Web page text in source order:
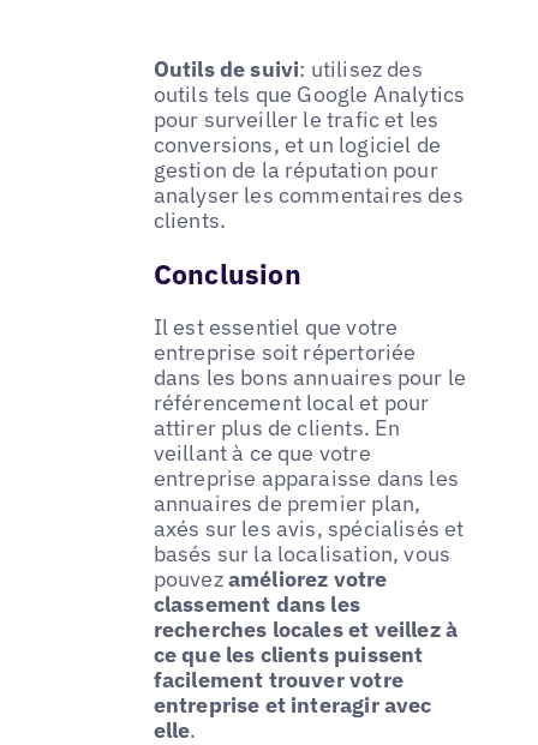
Outils de suivi: utilisez des
outils tels que Google Analytics
pour surveiller le trafic et les
conversions, et un logiciel de
gestion de la réputation pour
analyser les commentaires des
clients.
Conclusion
Il est essentiel que votre
entreprise soit répertoriée
dans les bons annuaires pour le
référencement local et pour
attirer plus de clients. En
veillant à ce que votre
entreprise apparaisse dans les
annuaires de premier plan,
axés sur les avis, spécialisés et
basés sur la localisation, vous
pouvezaméliorez votre
classement dans les
recherches locales et veillez à
ce que les clients puissent
facilement trouver votre
entreprise et interagir avec
elle.